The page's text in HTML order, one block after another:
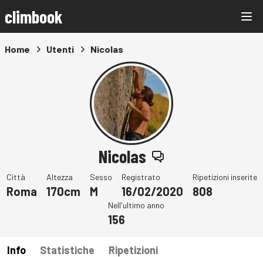
climbook
Home Utenti Nicolas
Nicolas
Città
Roma
Altezza
170cm
Sesso
M
Registrato
16/02/2020
Ripetizioni inserite
808
Nell'ultimo anno
156
Info Statistiche Ripetizioni